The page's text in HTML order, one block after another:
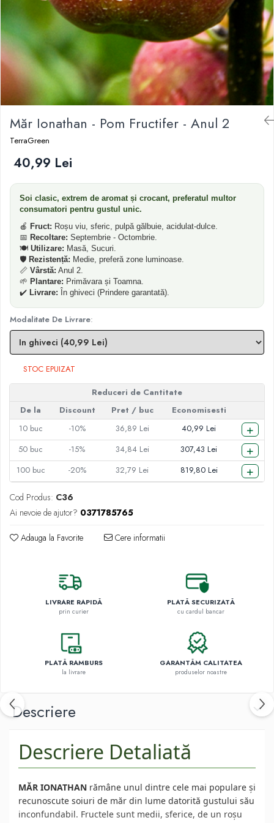
Dud
Corn
Smochin
Kaki
Mosmon
Migdal
Măr Ionathan - Pom Fructifer - Anul 2
TerraGreen
40,99 Lei
Soi clasic, extrem de aromat și crocant, preferatul multor
consumatori pentru gustul unic.
🍎 Fruct: Roșu viu, sferic, pulpă gălbuie, acidulat-dulce.
📅 Recoltare: Septembrie - Octombrie.
🍽️ Utilizare: Masă, Sucuri.
🛡️ Rezistență: Medie, preferă zone luminoase.
📏 Vârstă: Anul 2.
🌱 Plantare: Primăvara și Toamna.
✔️ Livrare: În ghiveci (Prindere garantată).
Modalitate De Livrare:
STOC EPUIZAT
Reduceri de Cantitate
De la
Discount Pret / buc
Economisesti
10buc -10% 36,89 Lei 40,99 Lei +
50 buc -15% 34,84 Lei 307,43 Lei +
100buc -20% 32,79 Lei 819,80 Lei +
Cod Produs: C36
Ai nevoie de ajutor? 0371785765
Adauga la Favorite Cere informatii
LIVRARE RAPIDĂ
prin curier
PLATĂ SECURIZATĂ
cu cardul bancar
PLATĂ RAMBURS
la livrare
GARANTĂM CALITATEA
produselor noastre
Descriere
Descriere Detaliată
MĂR IONATHAN rămâne unul dintre cele mai populare și
recunoscute soiuri de măr din lume datorită gustului său
inconfundabil. Fructele sunt medii, sferice, de un roșu